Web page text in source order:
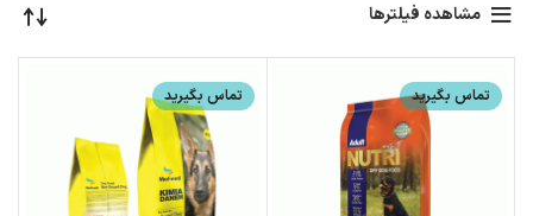
مشاهده فیلترها
تماس بگیرید تماس بگیرید